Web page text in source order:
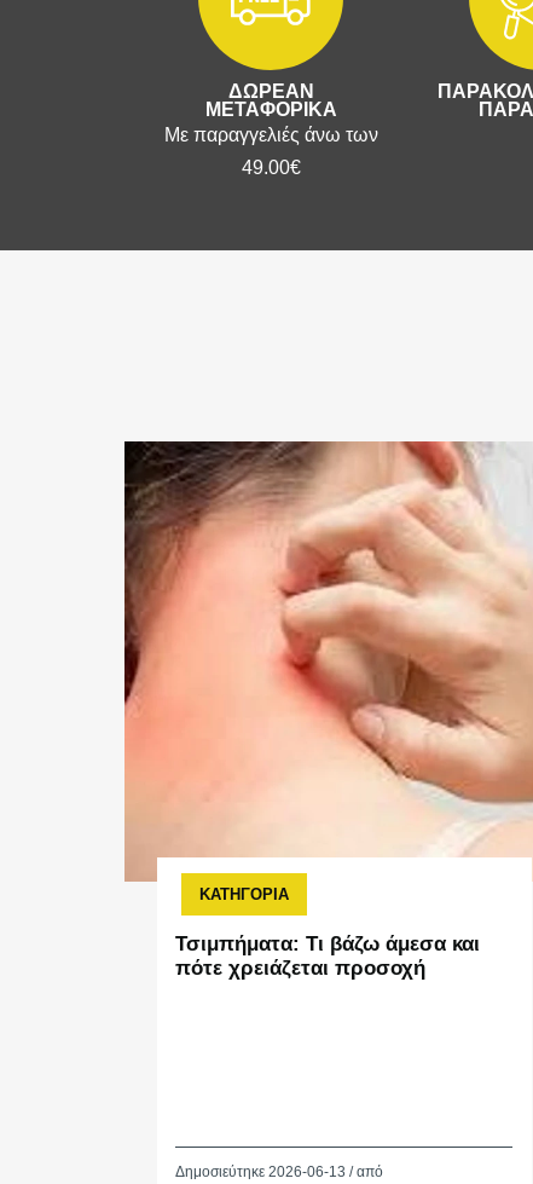
ΔΩΡΕΑΝ
ΜΕΤΑΦΟΡΙΚΑ
Με παραγγελιές άνω των
49.00€
ΚΑΤΗΓΟΡΙΑ
Τσιμπήματα: Τι βάζω άμεσα και
πότε χρειάζεται προσοχή
Δημοσιεύτηκε 2026-06-13 / από